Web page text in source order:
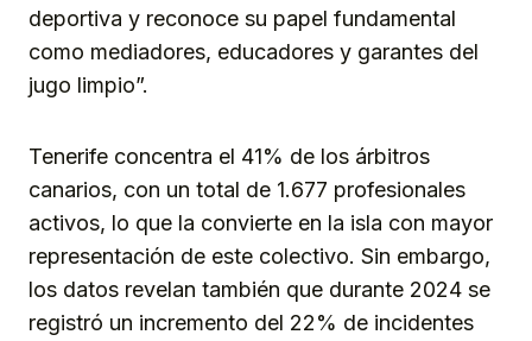
deportiva y reconoce su papel fundamental
como mediadores, educadores y garantes del
jugo limpio”.
Tenerife concentra el 41% de los árbitros
canarios, con un total de 1.677 profesionales
activos, lo que la convierte en la isla con mayor
representación de este colectivo. Sin embargo,
los datos revelan también que durante 2024 se
registró un incremento del 22% de incidentes